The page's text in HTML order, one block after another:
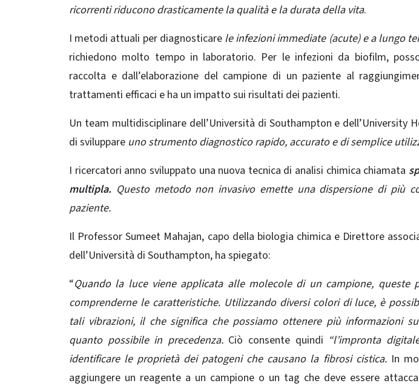
ricorrenti riducono drasticamente la qualità e la durata della vita.
I metodi attuali per diagnosticarele infezioni immediate (acute) e a lungo
richiedono molto tempo in laboratorio. Per le infezioni da biofilm,
raccolta e dall’elaborazione del campione di un paziente al
trattamenti efficaci e ha un impatto sui risultati dei pazienti.
Un team multidisciplinare dell’Università di Southampton e dell’University
di sviluppare unostrumento diagnostico rapido, accurato e di semplice
I ricercatori anno sviluppato una nuova tecnica di analisi chimica chiamata
multipla. Questo metodo non invasivo emette una dispersione di più
paziente.
Il Professor Sumeet Mahajan, capo della biologia chimica e Direttore
dell’Università di Southampton, ha spiegato:
“Quando la luce viene applicata alle molecole di un campione, queste
comprenderne le caratteristiche. Utilizzando diversi colori di luce, è
tali vibrazioni, il che significa che possiamo ottenere più informazioni
quanto possibile in precedenza. Ciò consente quindi “l’impronta
identificare le proprietà dei patogeni che causano la fibrosi cistica.In
aggiungere un reagente a un campione o un tag che deve essere